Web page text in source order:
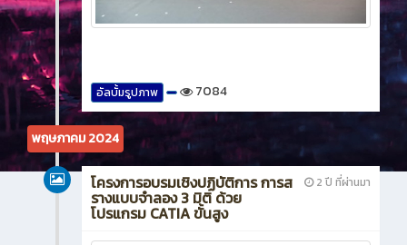
อัลบั้มรูปภาพ 7084
พฤษภาคม 2024
2 ปี ที่ผ่านมา
โครงการอบรมเชิงปฏิบัติการ การส
รางแบบจำลอง 3 มิติ ด้วย
โปรแกรม CATIA ขั้นสูง